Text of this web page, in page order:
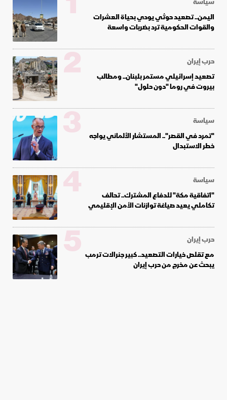
اليمن.. تصعيد حوثي يودي بحياة العشرات
والقوات الحكومية ترد بضربات واسعة
حرب إيران
تصعيد إسرائيلي مستمر بلبنان.. ومطالب
بيروت في روما "دون حلول"
2
سياسة
"تمرد في القصر".. المستشار الألماني يواجه
خطر الاستبدال
3
سياسة
"اتفاقية مكة" للدفاع المشترك.. تحالف
تكاملي يعيد صياغة توازنات الأمن الإقليمي 4
حرب إيران
مع تقلص خيارات التصعيد.. كبير جنرالات ترمب
يبحث عن مخرج من حرب إيران
5